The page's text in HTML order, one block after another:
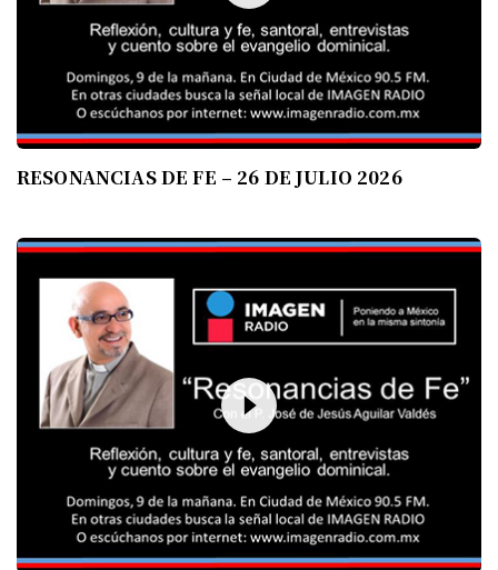
RESONANCIAS DE FE – 26 DE JULIO 2026